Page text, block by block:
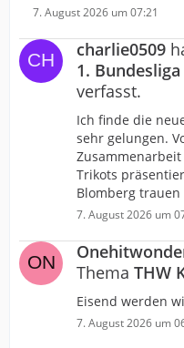
7. August 2026 um 07:21
charlie0509
1.
verfasst.
Ich finde die
sehr gelungen.
Trikots
Blomberg
7. August 2026 um
Thema THW
Eisend werden
7. August 2026 um